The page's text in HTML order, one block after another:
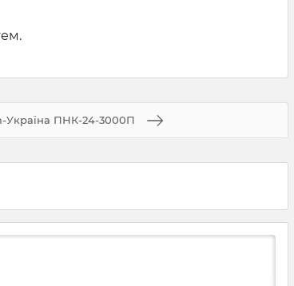
Україна ПНК-24-3000П